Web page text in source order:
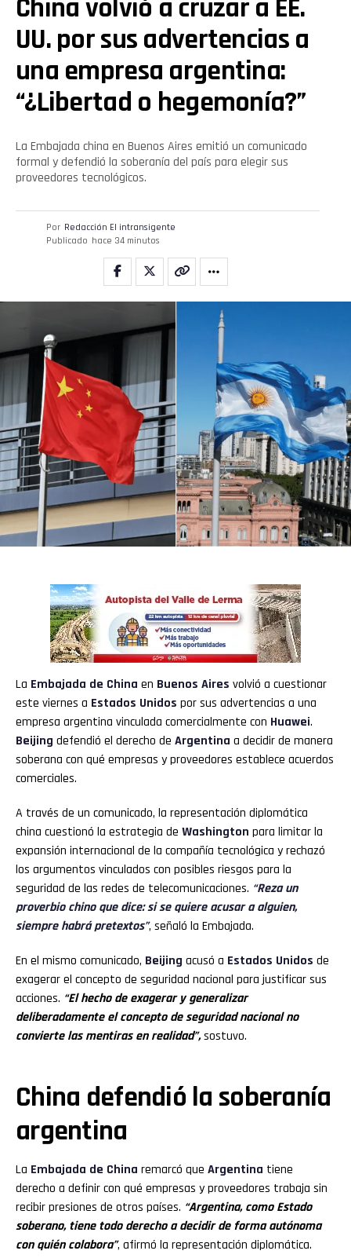
China volvió a cruzar a EE.
UU. por sus advertencias a
una empresa argentina:
“¿Libertad o hegemonía?”
La Embajada china en Buenos Aires emitió un comunicado
formal y defendió la soberanía del país para elegir sus
proveedores tecnológicos.
Por Redacción El intransigente
Publicado hace 34 minutos
La Embajada de China en Buenos Aires volvió a cuestionar
este viernes a Estados Unidos por sus advertencias a una
empresa argentina vinculada comercialmente con Huawei.
Beijing defendió el derecho de Argentina a decidir de manera
soberana con qué empresas y proveedores establece acuerdos
comerciales.
A través de un comunicado, la representación diplomática
china cuestionó la estrategia de Washington para limitar la
expansión internacional de la compañía tecnológica y rechazó
los argumentos vinculados con posibles riesgos para la
seguridad de las redes de telecomunicaciones. “Reza un
proverbio chino que dice: si se quiere acusar a alguien,
siempre habrá pretextos”, señaló la Embajada.
En el mismo comunicado, Beijing acusó a Estados Unidos de
exagerar el concepto de seguridad nacional para justificar sus
acciones. “El hecho de exagerar y generalizar
deliberadamente el concepto de seguridad nacional no
convierte las mentiras en realidad”,sostuvo.
China defendió la soberanía
argentina
La Embajada de China remarcó que Argentina tiene
derecho a definir con qué empresas y proveedores trabaja sin
recibir presiones de otros países. “Argentina, como Estado
soberano, tiene todo derecho a decidir de forma autónoma
con quién colabora”, afirmó la representación diplomática.
Flipboard
Reddit
Email